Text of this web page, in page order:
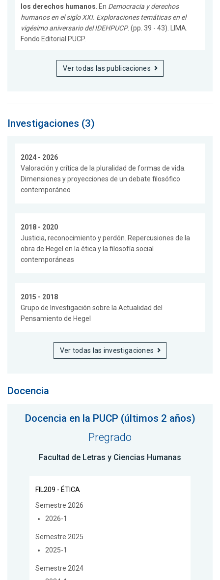
los derechos humanos . En Democracia y derechos
humanos en el siglo XXI. Exploraciones temáticas en el
vigésimo aniversario del IDEHPUCP. (pp. 39 - 43). LIMA.
Fondo Editorial PUCP.
Ver todas las publicaciones
Investigaciones (3)
2024 - 2026
Valoración y crítica de la pluralidad de formas de vida.
Dimensiones y proyecciones de un debate filosófico
contemporáneo
2018 - 2020
Justicia, reconocimiento y perdón. Repercusiones de la
obra de Hegel en la ética y la filosofía social
contemporáneas
2015 - 2018
Grupo de Investigación sobre la Actualidad del
Pensamiento de Hegel
Ver todas las investigaciones
Docencia
Docencia en la PUCP (últimos 2 años)
Pregrado
Facultad de Letras y Ciencias Humanas
FIL209 - ÉTICA
Semestre 2026
2026-1
Semestre 2025
2025-1
Semestre 2024